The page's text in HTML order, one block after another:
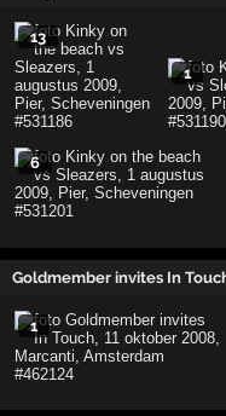
13
1
6
Goldmember invites In
1